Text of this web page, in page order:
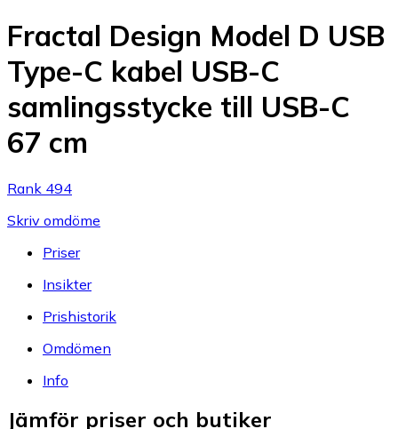
Fractal Design Model D USB
Type-C kabel USB-C
samlingsstycke till USB-C
67 cm
Rank 494
Skriv omdöme
Priser
Insikter
Prishistorik
Omdömen
Info
Jämför priser och butiker